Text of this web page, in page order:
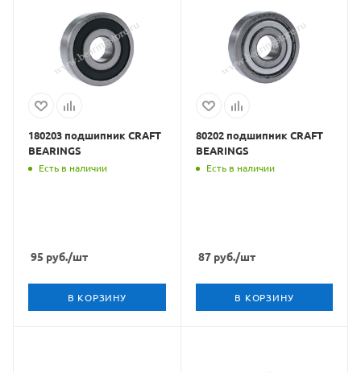
180203 подшипник CRAFT
BEARINGS
Есть в наличии
95 руб./шт
В КОРЗИНУ
80202 подшипник CRAFT
BEARINGS
Есть в наличии
87руб./шт
В КОРЗИНУ